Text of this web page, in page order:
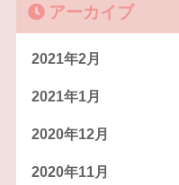
アーカイブ
2021年2月
2021年1月
2020年12月
2020年11月